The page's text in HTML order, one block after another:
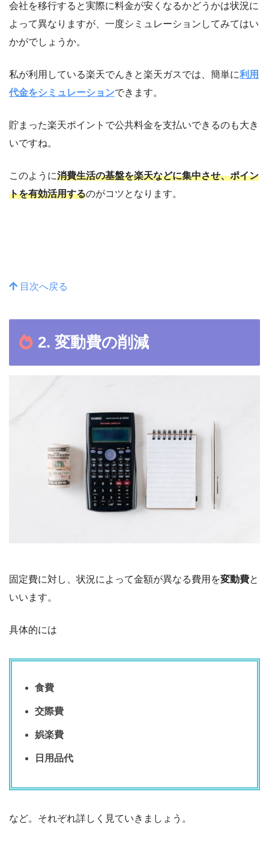
会社を移行すると実際に料金が安くなるかどうかは状況に
よって異なりますが、一度シミュレーションしてみてはい
かがでしょうか。
私が利用している楽天でんきと楽天ガスでは、簡単に利用
代金をシミュレーションできます。
貯まった楽天ポイントで公共料金を支払いできるのも大き
いですね。
このように消費生活の基盤を楽天などに集中させ、ポイン
トを有効活用するのがコツとなります。
目次へ戻る
2. 変動費の削減
固定費に対し、状況によって金額が異なる費用を変動費と
いいます。
具体的には
食費
交際費
娯楽費
日用品代
など。それぞれ詳しく見ていきましょう。